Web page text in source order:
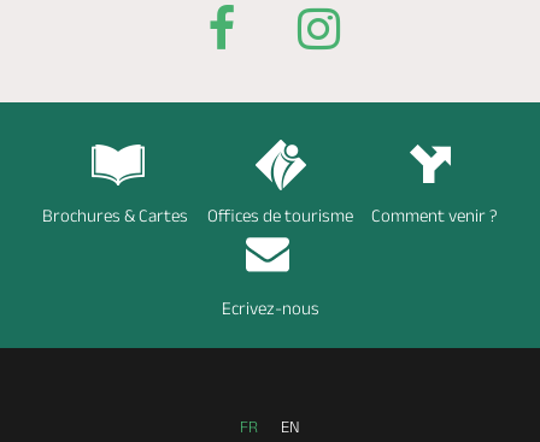
Brochures & Cartes Offices de tourisme Comment venir ?
Ecrivez-nous
FR EN